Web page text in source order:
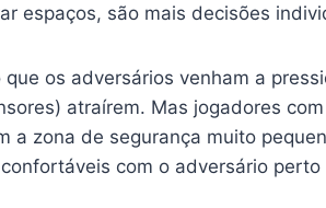
espaços, são mais decisões
os adversários venham a
atraírem. Mas jogadores
a zona de segurança muito
com o adversário